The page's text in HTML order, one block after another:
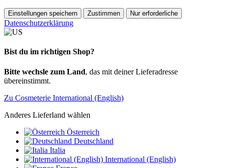
Einstellungen speichern Zustimmen Nur erforderliche
Datenschutzerklärung
Bist du im richtigen Shop?
Bitte wechsle zum Land, das mit deiner Lieferadresse
übereinstimmt.
Zu Cosmeterie International (English)
Anderes Lieferland wählen
Österreich
Deutschland
Italia
International (English)